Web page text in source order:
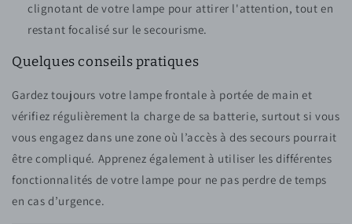
clignotant de votre lampe pour attirer l'attention, tout en
restant focalisé sur le secourisme.
Quelques conseils pratiques
Gardez toujours votre lampe frontale à portée de main et
vérifiez régulièrement la charge de sa batterie, surtout si vous
vous engagez dans une zone où l’accès à des secours pourrait
être compliqué. Apprenez également à utiliser les différentes
fonctionnalités de votre lampe pour ne pas perdre de temps
en cas d’urgence.